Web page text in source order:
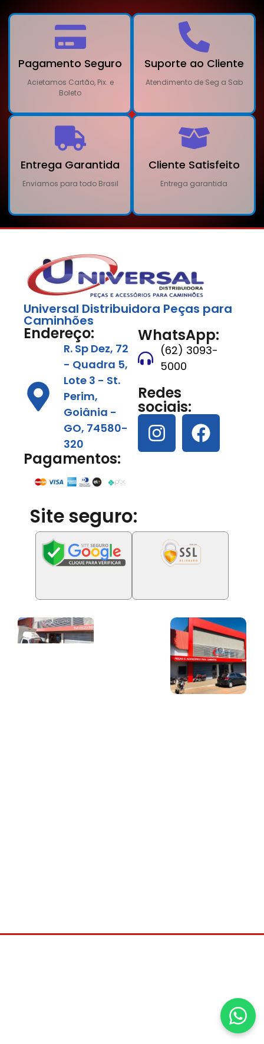
Pagamento Seguro
Acietamos Cartão, Pix. e
Boleto
Suporte ao Cliente
Atendimento de Seg a Sab
Entrega Garantida
Enviamos para todo Brasil
Cliente Satisfeito
Entrega garantida
Universal Distribuidora Peças para
Caminhões
Endereço:
R. Sp Dez, 72
- Quadra 5,
Lote 3 - St.
Perim,
Goiânia -
GO, 74580-
320
Pagamentos:
WhatsApp:
(62) 3093-
5000
Redes
sociais:
Site seguro: